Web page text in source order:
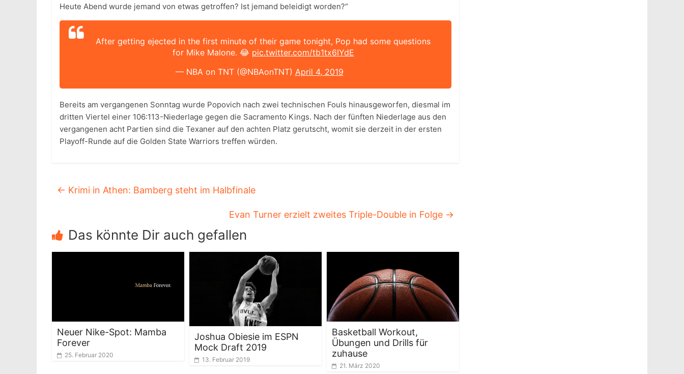
Heute Abend wurde jemand von etwas getroffen? Ist jemand beleidigt worden?“
After getting ejected in the first minute of their game tonight, Pop had some questions
for Mike Malone. 😂 pic.twitter.com/tb1tx6IYdE
— NBA on TNT (@NBAonTNT) April 4, 2019
Bereits am vergangenen Sonntag wurde Popovich nach zwei technischen Fouls hinausgeworfen, diesmal im
dritten Viertel einer 106:113-Niederlage gegen die Sacramento Kings. Nach der fünften Niederlage aus den
vergangenen acht Partien sind die Texaner auf den achten Platz gerutscht, womit sie derzeit in der ersten
Playoff-Runde auf die Golden State Warriors treffen würden.
← Krimi in Athen: Bamberg steht im Halbfinale
Evan Turner erzielt zweites Triple-Double in Folge →
Das könnte Dir auch gefallen
Neuer Nike-Spot: Mamba
Forever
25. Februar 2020
Joshua Obiesie im ESPN
Mock Draft 2019
13. Februar 2019
Basketball Workout,
Übungen und Drills für
zuhause
21. März 2020